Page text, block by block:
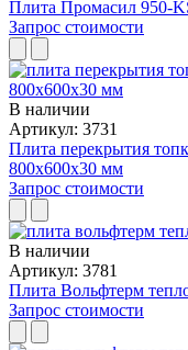
Плита Промасил 950-
Запрос стоимости
В наличии
Артикул: 3731
Плита перекрытия
800x600x30 мм
Запрос стоимости
В наличии
Артикул: 3781
Плита Вольфтерм
Запрос стоимости